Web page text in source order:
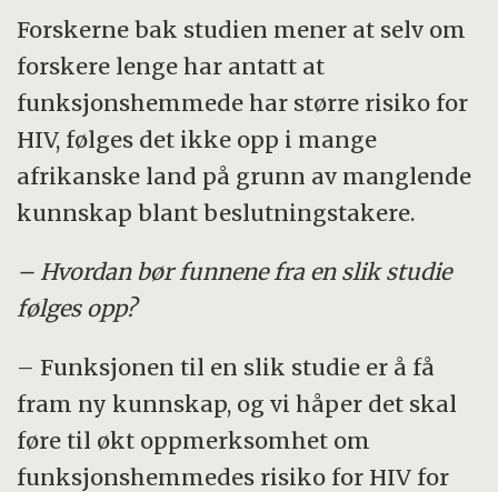
Forskerne bak studien mener at selv om
forskere lenge har antatt at
funksjonshemmede har større risiko for
HIV, følges det ikke opp i mange
afrikanske land på grunn av manglende
kunnskap blant beslutningstakere.
– Hvordan bør funnene fra en slik studie
følges opp?
– Funksjonen til en slik studie er å få
fram ny kunnskap, og vi håper det skal
føre til økt oppmerksomhet om
funksjonshemmedes risiko for HIV for